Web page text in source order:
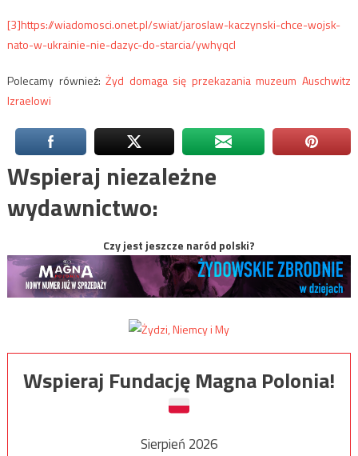
[3]https://wiadomosci.onet.pl/swiat/jaroslaw-kaczynski-chce-wojsk-
nato-w-ukrainie-nie-dazyc-do-starcia/ywhyqcl
Polecamy również:Żyd domaga się przekazania muzeum Auschwitz
Izraelowi
Wspieraj niezależne
wydawnictwo:
Czy jest jeszcze naród polski?
Wspieraj Fundację Magna Polonia!
Sierpień 2026